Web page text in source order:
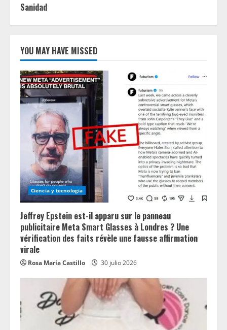
Sanidad
YOU MAY HAVE MISSED
Ciencia y tecnologia
Jeffrey Epstein est-il apparu sur le panneau
publicitaire Meta Smart Glasses à Londres ? Une
vérification des faits révèle une fausse affirmation
virale
Rosa María Castillo 30 julio 2026